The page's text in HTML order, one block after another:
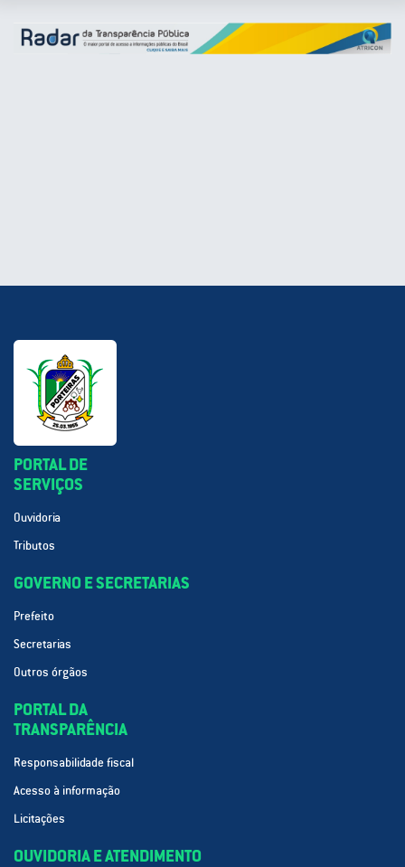
PORTAL DE
SERVIÇOS
Ouvidoria
Tributos
GOVERNO E SECRETARIAS
Prefeito
Secretarias
Outros órgãos
PORTAL DA
TRANSPARÊNCIA
Responsabilidade fiscal
Acesso à informação
Licitações
OUVIDORIA E ATENDIMENTO